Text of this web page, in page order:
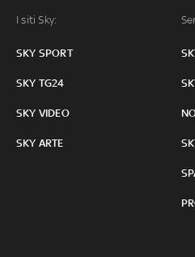
I siti Sky:
SKY SPORT
SKY TG24
SKY VIDEO
SKY ARTE